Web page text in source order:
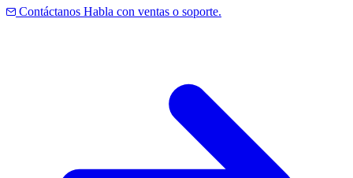
Contáctanos Habla con ventas o soporte.